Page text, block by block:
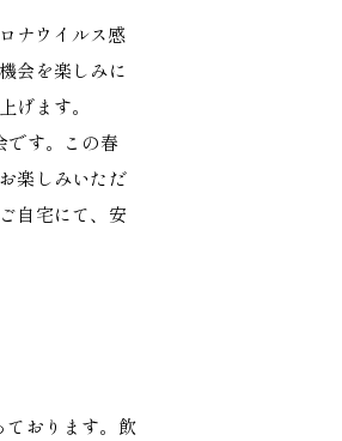
ナウイルス感
会を楽しみに
げます。
です。この春
楽しみいただ
自宅にて、安
ております。飲